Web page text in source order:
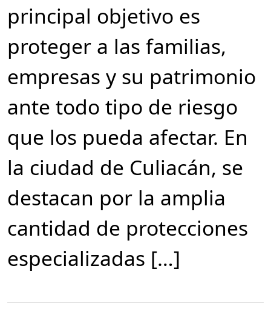
principal objetivo es
proteger a las familias,
empresas y su patrimonio
ante todo tipo de riesgo
que los pueda afectar. En
la ciudad de Culiacán, se
destacan por la amplia
cantidad de protecciones
especializadas […]